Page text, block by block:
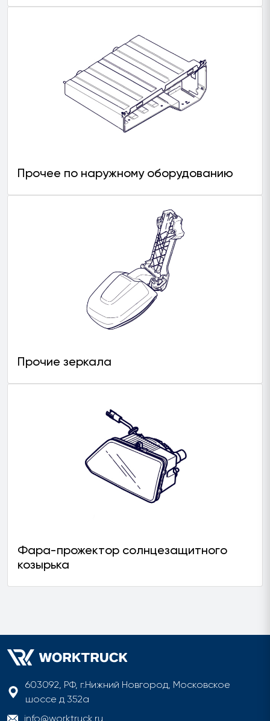
Прочее по наружному оборудованию
Прочие зеркала
Фара-прожектор солнцезащитного
козырька
603092, РФ, г.Нижний Новгород, Московское
шоссе д 352а
info@worktruck.ru